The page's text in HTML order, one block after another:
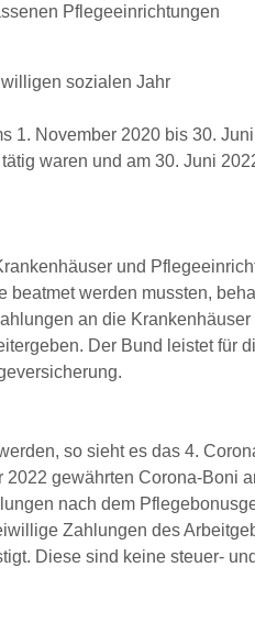
Pflegeeinrichtungen
sozialen Jahr
November 2020 bis 30.
waren und am 30. Juni
und
werden mussten,
an die
Der Bund leistet für
so sieht es das 4.
gewährten Corona-Boni
nach dem
Zahlungen des
Diese sind keine steuer-